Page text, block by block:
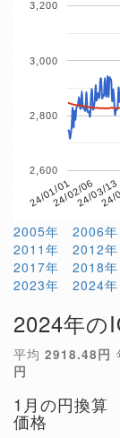
24/01/0124/02/0624/03/13
2,600
2,800
3,000
3,200
2005年 2006年
2011年
2012年
2017年
2018年
2023年
2024年
2024年の
平均 2918.48円
円
1月の円換算
価格